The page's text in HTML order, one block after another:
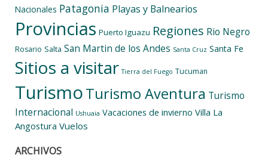
Nacionales Patagonia Playas y Balnearios
Provincias Puerto Iguazu Regiones Rio Negro
Rosario Salta San Martin de los Andes Santa Cruz Santa Fe
Sitios a visitar Tierra del Fuego Tucuman
TurismoTurismo Aventura Turismo
Internacional Ushuaia Vacaciones de invierno Villa La
Angostura Vuelos
ARCHIVOS